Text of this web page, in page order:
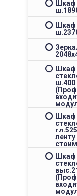
Шкаф
Шкаф
Шкаф
ш.400
Шкаф
ленту
Шкаф